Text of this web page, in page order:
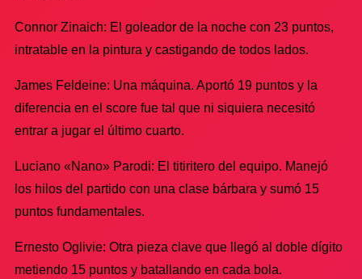
Connor Zinaich: El goleador de la noche con 23 puntos,
intratable en la pintura y castigando de todos lados.
James Feldeine: Una máquina. Aportó 19 puntos y la
diferencia en el score fue tal que ni siquiera necesitó
entrar a jugar el último cuarto.
Luciano «Nano» Parodi: El titiritero del equipo. Manejó
los hilos del partido con una clase bárbara y sumó 15
puntos fundamentales.
Ernesto Oglivie: Otra pieza clave que llegó al doble dígito
metiendo 15 puntos y batallando en cada bola.